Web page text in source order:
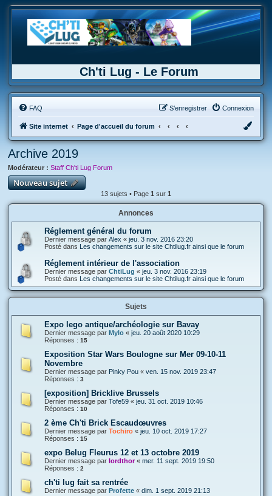
Ch'ti Lug - Le Forum
FAQ Connexion
S’enregistrer
Site internet Page d'accueil du forum
Archive 2019
Modérateur : Staff Ch'ti Lug Forum
Nouveau sujet
13 sujets • Page 1 sur 1
Annonces
Réglement général du forum
Dernier message par Alex « jeu. 3 nov. 2016 23:20
Posté dans Les changements sur le site Chtilug.fr ainsi que le forum
Réglement intérieur de l'association
Dernier message par ChtiLug « jeu. 3 nov. 2016 23:19
Posté dans Les changements sur le site Chtilug.fr ainsi que le forum
Sujets
Expo lego antique/archéologie sur Bavay
Dernier message par Mylo « jeu. 20 août 2020 10:29
Réponses : 15
Exposition Star Wars Boulogne sur Mer 09-10-11
Novembre
Dernier message par Pinky Pou « ven. 15 nov. 2019 23:47
Réponses : 3
[exposition] Bricklive Brussels
Dernier message par Tofe59 « jeu. 31 oct. 2019 10:46
Réponses : 10
2 ème Ch'ti Brick Escaudœuvres
Dernier message par Tochiro « jeu. 10 oct. 2019 17:27
Réponses : 15
expo Belug Fleurus 12 et 13 octobre 2019
Dernier message par lordthor« mer. 11 sept. 2019 19:50
Réponses : 2
ch'ti lug fait sa rentrée
Dernier message par Profette « dim. 1 sept. 2019 21:13